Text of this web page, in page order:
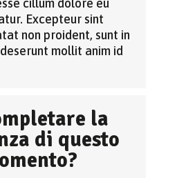
cillum dolore eu
Excepteur sint
non proident, sunt in
mollit anim id
la
di questo